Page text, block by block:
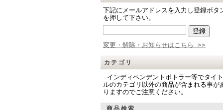
下記にメールアドレスを入力し登録ボタ
を押して下さい。
変更・解除・お知らせはこちら >>
カテゴリ
インディペンデントボトラー等でタイト
ルのカテゴリ以外の商品が含まれる事が
りますのでご注意ください。
商品検索